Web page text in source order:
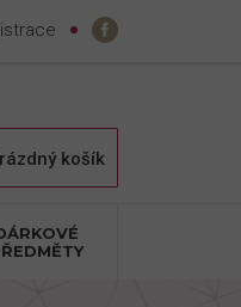
košík